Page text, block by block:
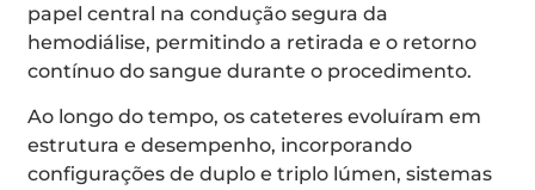
papel central na condução segura da
hemodiálise, permitindo a retirada e o retorno
contínuo do sangue durante o procedimento.
Ao longo do tempo, os cateteres evoluíram em
estrutura e desempenho, incorporando
configurações de duplo e triplo lúmen, sistemas